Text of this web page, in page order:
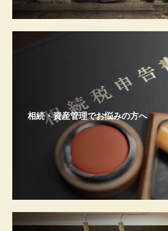
相続・資産管理でお悩みの方へ